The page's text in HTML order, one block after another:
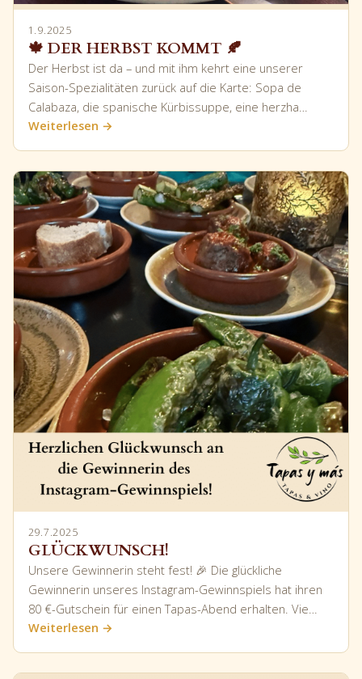
1.9.2025
🍁 DER HERBST KOMMT 🍂
Der Herbst ist da – und mit ihm kehrt eine unserer
Saison-Spezialitäten zurück auf die Karte: Sopa de
Calabaza, die spanische Kürbissuppe, eine herzha…
Weiterlesen →
29.7.2025
GLÜCKWUNSCH!
Unsere Gewinnerin steht fest! 🎉 Die glückliche
Gewinnerin unseres Instagram-Gewinnspiels hat ihren
80 €-Gutschein für einen Tapas-Abend erhalten. Vie…
Weiterlesen →